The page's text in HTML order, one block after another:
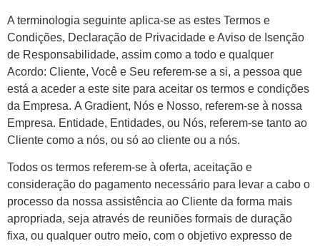
A terminologia seguinte aplica-se as estes Termos e
Condições, Declaração de Privacidade e Aviso de Isenção
de Responsabilidade, assim como a todo e qualquer
Acordo: Cliente, Você e Seu referem-se a si, a pessoa que
está a aceder a este site para aceitar os termos e condições
da Empresa. A Gradient, Nós e Nosso, referem-se à nossa
Empresa. Entidade, Entidades, ou Nós, referem-se tanto ao
Cliente como a nós, ou só ao cliente ou a nós.
Todos os termos referem-se à oferta, aceitação e
consideração do pagamento necessário para levar a cabo o
processo da nossa assistência ao Cliente da forma mais
apropriada, seja através de reuniões formais de duração
fixa, ou qualquer outro meio, com o objetivo expresso de